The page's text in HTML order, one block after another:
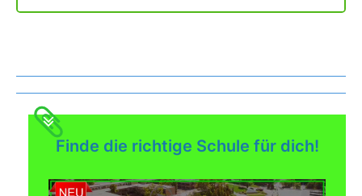
Finde die richtige Schule für dich!